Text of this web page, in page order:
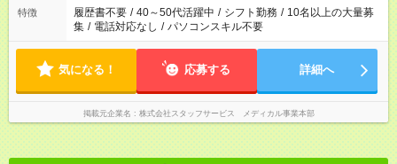
特徴 履歴書不要 / 40～50代活躍中 / シフト勤務 / 10名以上の大量募
集 / 電話対応なし / パソコンスキル不要
気になる！ 応募する 詳細へ
掲載元企業名 株式会社スタッフサービス メディカル事業本部